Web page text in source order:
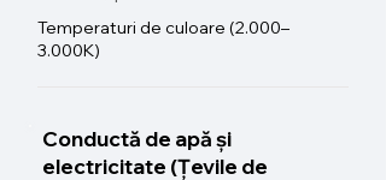
Temperaturi de culoare (2.000–
3.000K)
Conductă de apă și
electricitate (Țevile de